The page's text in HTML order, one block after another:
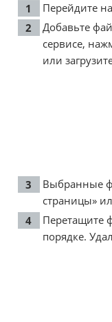
Перейдите
Добавьте
сервисе,
или
Выбранные
страницы»
Перетащите
порядке.